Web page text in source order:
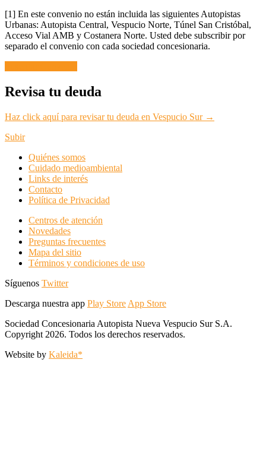
[1] En este convenio no están incluida las siguientes Autopistas
Urbanas: Autopista Central, Vespucio Norte, Túnel San Cristóbal,
Acceso Vial AMB y Costanera Norte. Usted debe subscribir por
separado el convenio con cada sociedad concesionaria.
Revisa tu deuda
Haz click aquí para revisar tu deuda en Vespucio Sur →
Subir
Quiénes somos
Cuidado medioambiental
Links de interés
Contacto
Política de Privacidad
Centros de atención
Novedades
Preguntas frecuentes
Mapa del sitio
Términos y condiciones de uso
Síguenos Twitter
Descarga nuestra app Play Store App Store
Sociedad Concesionaria Autopista Nueva Vespucio Sur S.A.
Copyright 2026. Todos los derechos reservados.
Website by Kaleida*